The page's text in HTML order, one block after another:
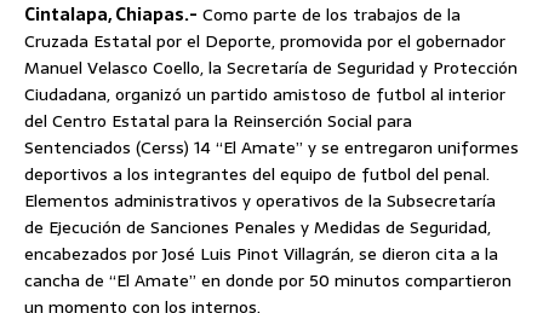
Cintalapa, Chiapas.- Como parte de los trabajos de la
Cruzada Estatal por el Deporte, promovida por el gobernador
Manuel Velasco Coello, la Secretaría de Seguridad y Protección
Ciudadana, organizó un partido amistoso de futbol al interior
del Centro Estatal para la Reinserción Social para
Sentenciados (Cerss) 14 “El Amate” y se entregaron uniformes
deportivos a los integrantes del equipo de futbol del penal.
Elementos administrativos y operativos de la Subsecretaría
de Ejecución de Sanciones Penales y Medidas de Seguridad,
encabezados por José Luis Pinot Villagrán, se dieron cita a la
cancha de “El Amate” en donde por 50 minutos compartieron
un momento con los internos.